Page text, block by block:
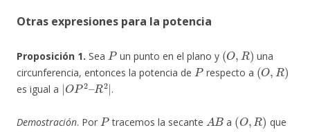
Otras expresiones para la potencia
Proposición 1. Sea
P
un punto en el plano y
(O R)
una
circunferencia, entonces la potencia de
P
respecto a
(O,R)
es igual a
|OP2–
R2|
.
Demostración. Por
P
tracemos la secante
A B
a
(O R)
que